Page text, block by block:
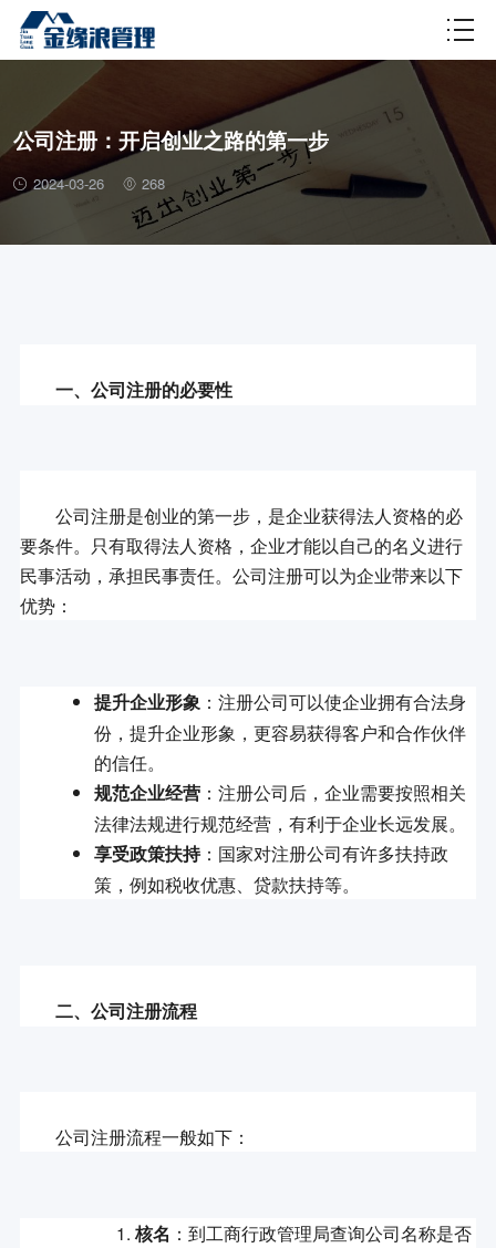
财税百科
公司注册：开启创业之路的第一步
2024-03-26 268
一、公司注册的必要性
要条件。只有取得法人资格，企业才能以自己的名义进行
民事活动，承担民事责任。公司注册可以为企业带来以下
提升企业形象 ：注册公司可以使企业拥有合法身
份，提升企业形象，更容易获得客户和合作伙伴
的信任。
规范企业经营 ：注册公司后，企业需要按照相关
法律法规进行规范经营，有利于企业长远发展。
享受政策扶持 ：国家对注册公司有许多扶持政
策，例如税收优惠、贷款扶持等。
二、公司注册流程
核名 ：到工商行政管理局查询公司名称是否